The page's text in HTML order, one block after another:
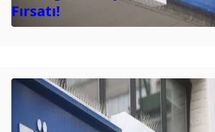
Fırsatı!